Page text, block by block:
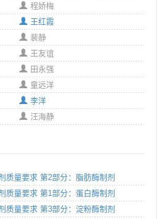
程娇梅
王红霞
裴静
王友谊
田永强
童远洋
李洋
汪海静
质量要求 第2部分：脂肪酶制剂
质量要求 第1部分：蛋白酶制剂
质量要求 第3部分：淀粉酶制剂